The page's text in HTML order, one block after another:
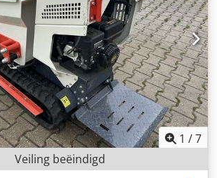
1 /7
Veiling beëindigd